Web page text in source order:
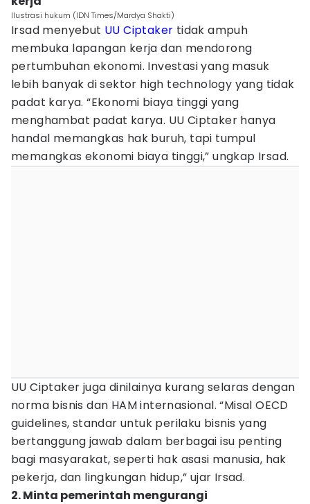
Ilustrasi hukum (IDN Times/Mardya Shakti)
Irsad menyebut UU Ciptaker tidak ampuh
membuka lapangan kerja dan mendorong
pertumbuhan ekonomi. Investasi yang masuk
lebih banyak di sektor high technology yang tidak
padat karya. “Ekonomi biaya tinggi yang
menghambat padat karya. UU Ciptaker hanya
handal memangkas hak buruh, tapi tumpul
memangkas ekonomi biaya tinggi,” ungkap Irsad.
UU Ciptaker juga dinilainya kurang selaras dengan
norma bisnis dan HAM internasional. “Misal OECD
guidelines, standar untuk perilaku bisnis yang
bertanggung jawab dalam berbagai isu penting
bagi masyarakat, seperti hak asasi manusia, hak
pekerja, dan lingkungan hidup,” ujar Irsad.
2. Minta pemerintah mengurangi